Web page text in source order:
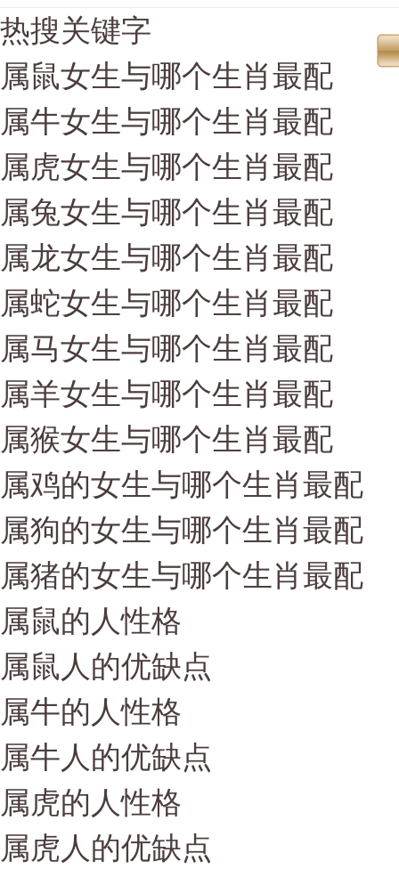
热搜关键字
属鼠女生与哪个生肖最配
属牛女生与哪个生肖最配
属虎女生与哪个生肖最配
属兔女生与哪个生肖最配
属龙女生与哪个生肖最配
属蛇女生与哪个生肖最配
属马女生与哪个生肖最配
属羊女生与哪个生肖最配
属猴女生与哪个生肖最配
属鸡的女生与哪个生肖最配
属狗的女生与哪个生肖最配
属猪的女生与哪个生肖最配
属鼠的人性格
属鼠人的优缺点
属牛的人性格
属牛人的优缺点
属虎的人性格
属虎人的优缺点